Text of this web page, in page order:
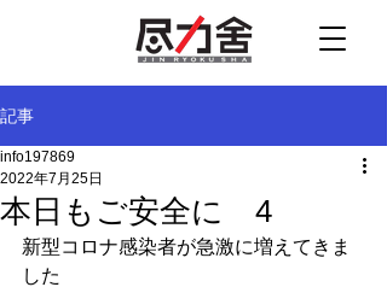
記事
本日もご安全に 4
info197869
2022年7月25日
新型コロナ感染者が急激に増えてきま
した